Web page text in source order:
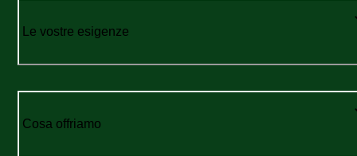
Le vostre esigenze
Cosa offriamo